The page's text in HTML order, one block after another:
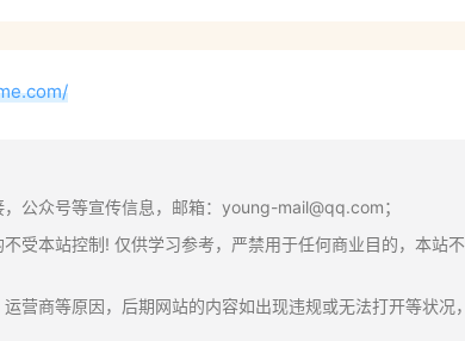
公众号等宣传信息，邮箱：young-mail@qq.com；
受本站控制! 仅供学习参考，严禁用于任何商业目的，本站不
营商等原因，后期网站的内容如出现违规或无法打开等状况，